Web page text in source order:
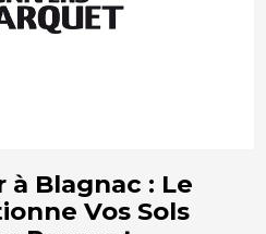
Blagnac : Le
Vos Sols